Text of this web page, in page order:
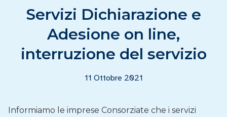
Servizi Dichiarazione e
Adesione on line,
interruzione del servizio
11 Ottobre 2021
Informiamo le imprese Consorziate che i servizi